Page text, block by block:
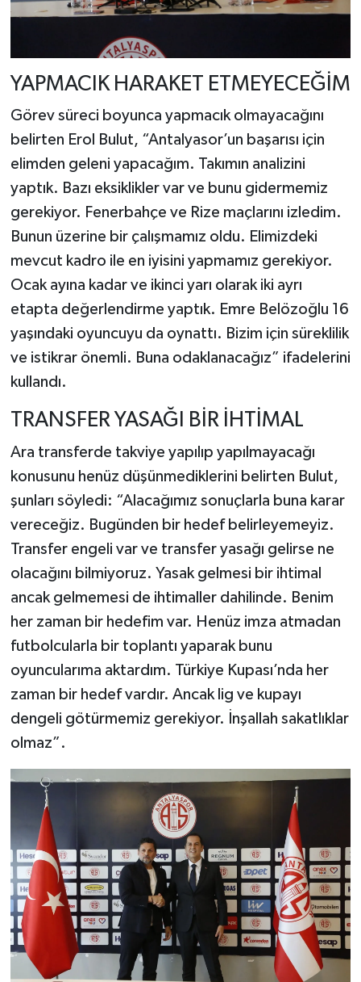
YAPMACIK HARAKET ETMEYECEĞİM
Görev süreci boyunca yapmacık olmayacağını
belirten Erol Bulut, “Antalyasor’un başarısı için
elimden geleni yapacağım. Takımın analizini
yaptık. Bazı eksiklikler var ve bunu gidermemiz
gerekiyor. Fenerbahçe ve Rize maçlarını izledim.
Bunun üzerine bir çalışmamız oldu. Elimizdeki
mevcut kadro ile en iyisini yapmamız gerekiyor.
Ocak ayına kadar ve ikinci yarı olarak iki ayrı
etapta değerlendirme yaptık. Emre Belözoğlu 16
yaşındaki oyuncuyu da oynattı. Bizim için süreklilik
ve istikrar önemli. Buna odaklanacağız” ifadelerini
kullandı.
TRANSFER YASAĞI BİR İHTİMAL
Ara transferde takviye yapılıp yapılmayacağı
konusunu henüz düşünmediklerini belirten Bulut,
şunları söyledi: “Alacağımız sonuçlarla buna karar
vereceğiz. Bugünden bir hedef belirleyemeyiz.
Transfer engeli var ve transfer yasağı gelirse ne
olacağını bilmiyoruz. Yasak gelmesi bir ihtimal
ancak gelmemesi de ihtimaller dahilinde. Benim
her zaman bir hedefim var. Henüz imza atmadan
futbolcularla bir toplantı yaparak bunu
oyuncularıma aktardım. Türkiye Kupası’nda her
zaman bir hedef vardır. Ancak lig ve kupayı
dengeli götürmemiz gerekiyor. İnşallah sakatlıklar
olmaz”.